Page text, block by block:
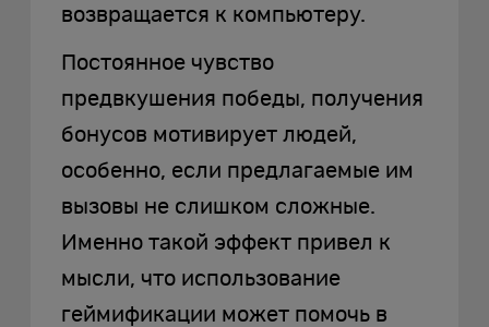
возвращается к компьютеру.
Постоянное чувство
предвкушения победы, получения
бонусов мотивирует людей,
особенно, если предлагаемые им
вызовы не слишком сложные.
Именно такой эффект привел к
мысли, что использование
геймификации может помочь в